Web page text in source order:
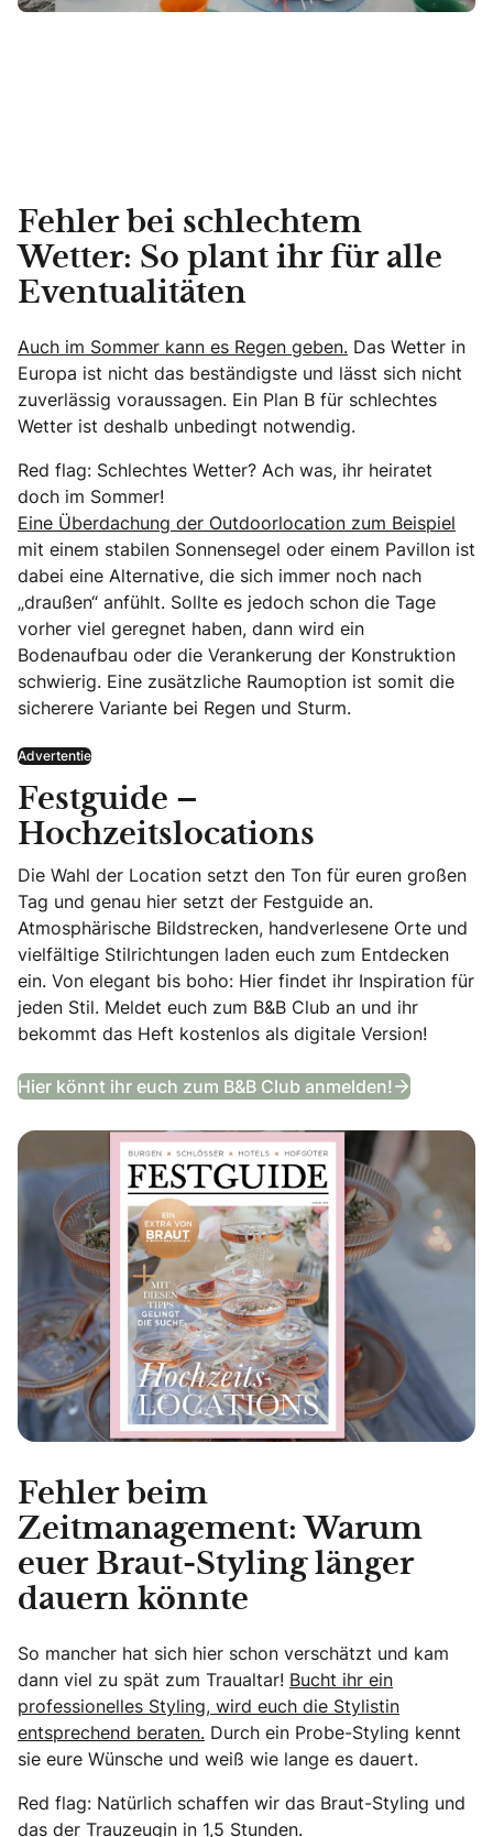
Fehler bei schlechtem
Wetter: So plant ihr für alle
Eventualitäten
Auch im Sommer kann es Regen geben. Das Wetter in
Europa ist nicht das beständigste und lässt sich nicht
zuverlässig voraussagen. Ein Plan B für schlechtes
Wetter ist deshalb unbedingt notwendig.
Red flag: Schlechtes Wetter? Ach was, ihr heiratet
doch im Sommer!
Eine Überdachung der Outdoorlocation zum Beispiel
mit einem stabilen Sonnensegel oder einem Pavillon ist
dabei eine Alternative, die sich immer noch nach
„draußen“ anfühlt. Sollte es jedoch schon die Tage
vorher viel geregnet haben, dann wird ein
Bodenaufbau oder die Verankerung der Konstruktion
schwierig. Eine zusätzliche Raumoption ist somit die
sicherere Variante bei Regen und Sturm.
Advertentie
Festguide –
Hochzeitslocations
Die Wahl der Location setzt den Ton für euren großen
Tag und genau hier setzt der Festguide an.
Atmosphärische Bildstrecken, handverlesene Orte und
vielfältige Stilrichtungen laden euch zum Entdecken
ein. Von elegant bis boho: Hier findet ihr Inspiration für
jeden Stil. Meldet euch zum B&B Club an und ihr
bekommt das Heft kostenlos als digitale Version!
Hier könnt ihr euch zum B&B Club anmelden!
Fehler beim
Zeitmanagement: Warum
euer Braut-Styling länger
dauern könnte
So mancher hat sich hier schon verschätzt und kam
dann viel zu spät zum Traualtar! Bucht ihr ein
professionelles Styling, wird euch die Stylistin
entsprechend beraten. Durch ein Probe-Styling kennt
sie eure Wünsche und weiß wie lange es dauert.
Red flag: Natürlich schaffen wir das Braut-Styling und
das der Trauzeugin in 1,5 Stunden.